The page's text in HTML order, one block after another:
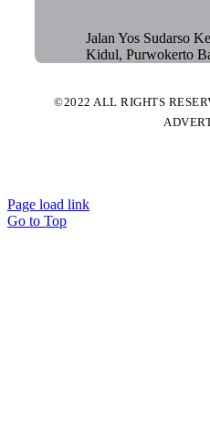
Jalan Yos Sudarso
Kidul, Purwokerto
©2022 ALL RIGHTS
Page load link
Go to Top